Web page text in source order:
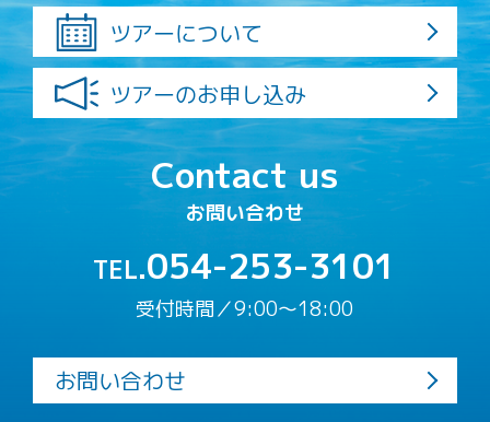
ツアーについて
ツアーのお申し込み
Contact us
お問い合わせ
TEL.054-253-3101
受付時間／9:00〜18:00
お問い合わせ